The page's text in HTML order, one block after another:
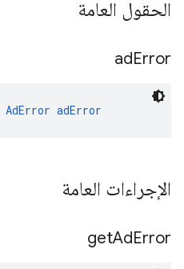
الحقول العامة
adError
AdError adError
الإجراءات العامة
getAdError